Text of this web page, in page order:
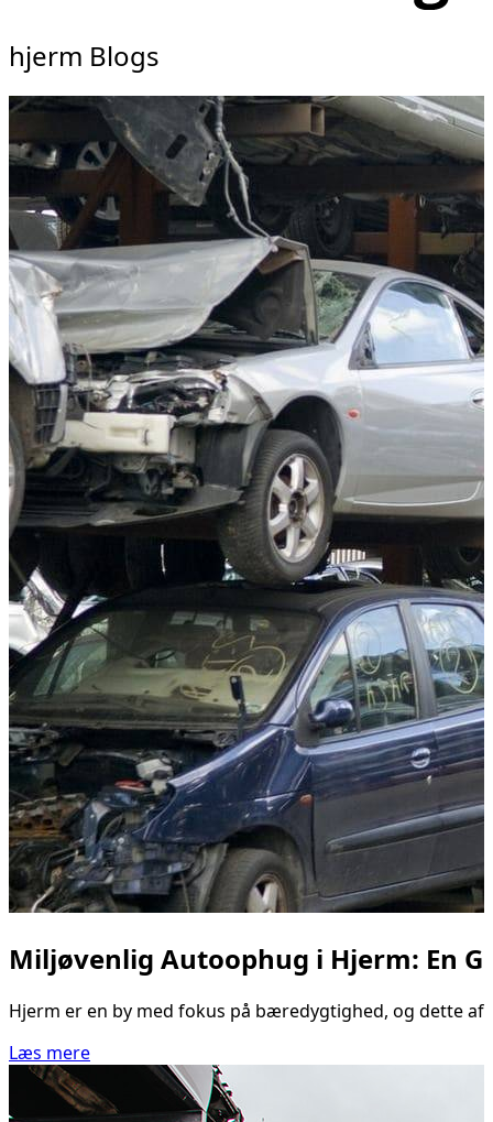
hjerm Blogs
Miljøvenlig Autoophug i Hjerm: En
Hjerm er en by med fokus på bæredygtighed, og dette
Læs mere